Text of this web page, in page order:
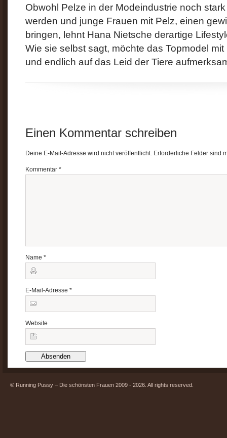
Obwohl Pelze in der Modeindustrie noch
werden und junge Frauen mit Pelz, einen
bringen, lehnt Hana Nietsche derartige
Wie sie selbst sagt, möchte das Topmodel
und endlich auf das Leid der Tiere
Einen Kommentar schreiben
Deine E-Mail-Adresse wird nicht veröffentlicht. Erforderliche Felder sind
Kommentar *
Name *
E-Mail-Adresse *
Website
© Running Pussy – Die schönsten Frauen 2009 - 2026. All rights reserved.